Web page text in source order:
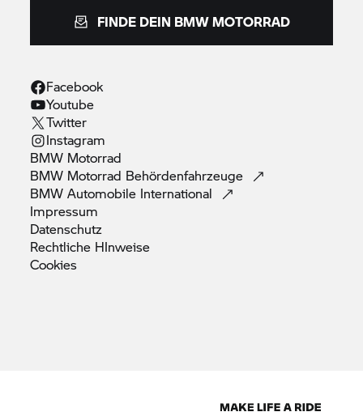
FINDE DEIN BMW MOTORRAD
Facebook
Youtube
Twitter
Instagram
BMW Motorrad
BMW Motorrad Behördenfahrzeuge
BMW Automobile International
Impressum
Datenschutz
Rechtliche HInweise
Cookies